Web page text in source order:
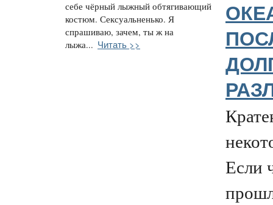
себе чёрный лыжный обтягивающий
костюм. Сексуальненько. Я
спрашиваю, зачем, ты ж на
лыжа... Читать >>
Если